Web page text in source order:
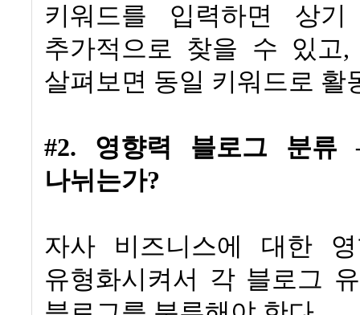
키워드를 입력하면 상
추가적으로 찾을 수 있고
살펴보면 동일 키워드로 활
#2. 영향력 블로그 분류
나뉘는가?
자사 비즈니스에 대한
유형화시켜서 각 블로그